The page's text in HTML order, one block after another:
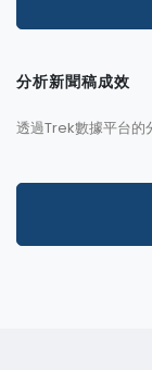
分析新聞稿成效
透過Trek數據平台的